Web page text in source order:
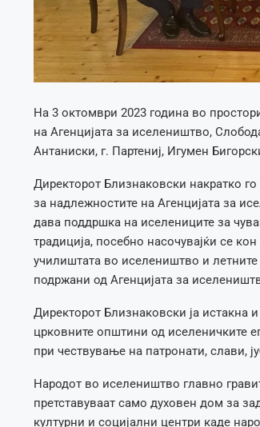
На 3 октомври 2023 година во
на Агенцијата за иселеништво,
Антаниски, г. Партениј, Игумен
Директорот Близнаковски накратко
за надлежностите на Агенцијата за
дава поддршка на иселениците за
традиција, посебно насочувајќи се
училиштата во иселеништво и
подржани од Агенцијата за
Директорот Близнаковски ја истакна
црковните општини од иселеничките
при чествување на патронати, слави,
Народот во иселеништво главно
претставуваат само духовен дом за
културни и социјални центри каде